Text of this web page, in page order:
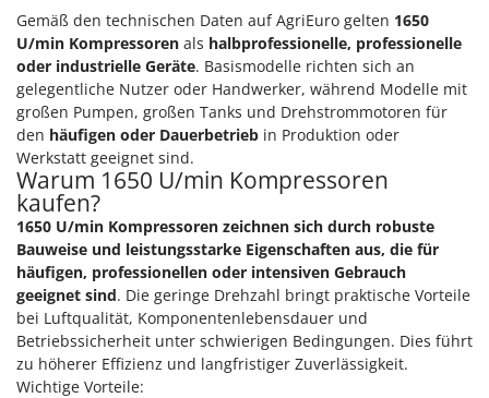
Gemäß den technischen Daten auf AgriEuro gelten 1650
U/min Kompressoren als halbprofessionelle, professionelle
oder industrielle Geräte. Basismodelle richten sich an
gelegentliche Nutzer oder Handwerker, während Modelle mit
großen Pumpen, großen Tanks und Drehstrommotoren für
den häufigen oder Dauerbetrieb in Produktion oder
Werkstatt geeignet sind.
Warum 1650 U/min Kompressoren
kaufen?
1650 U/min Kompressoren zeichnen sich durch robuste
Bauweise und leistungsstarke Eigenschaften aus, die für
häufigen, professionellen oder intensiven Gebrauch
geeignet sind. Die geringe Drehzahl bringt praktische Vorteile
bei Luftqualität, Komponentenlebensdauer und
Betriebssicherheit unter schwierigen Bedingungen. Dies führt
zu höherer Effizienz und langfristiger Zuverlässigkeit.
Wichtige Vorteile: